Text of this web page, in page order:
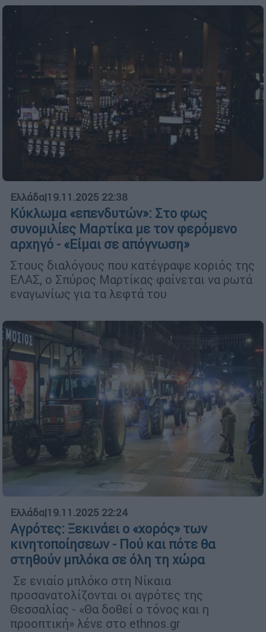
Ελλάδα|19.11.2025 22:38
Κύκλωμα «επενδυτών»: Στο φως
συνομιλίες Μαρτίκα με τον φερόμενο
αρχηγό - «Είμαι σε απόγνωση»
Στους διαλόγους που κατέγραψε κοριός της
ΕΛΑΣ, ο Σπύρος Μαρτίκας φαίνεται να ρωτά
εναγωνίως για τα λεφτά του
Ελλάδα|19.11.2025 22:24
Αγρότες: Ξεκινάει ο «χορός» των
κινητοποίησεων - Πού και πότε θα
στηθούν μπλόκα σε όλη τη χώρα
Σε ενιαίο μπλόκο στη Νίκαια
προσανατολίζονται οι αγρότες της
Θεσσαλίας - «Θα δοθεί ο τόνος και η
προοπτική» λένε στο ethnos.gr